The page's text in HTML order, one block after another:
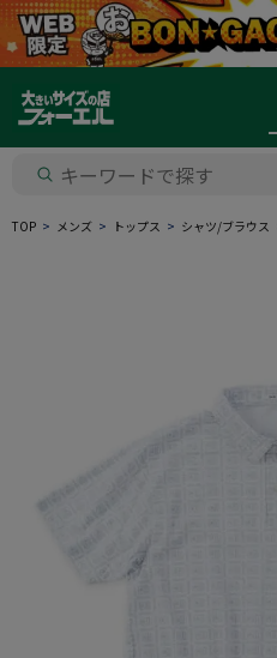
TOP メンズ トップス シャツ/ブラウス